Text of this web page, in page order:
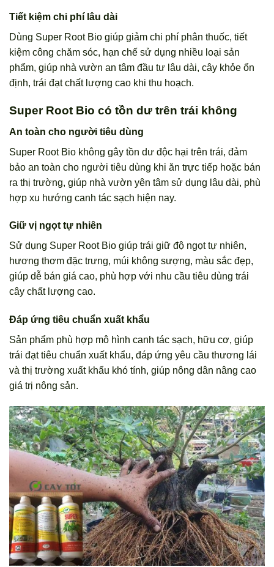
Tiết kiệm chi phí lâu dài
Dùng Super Root Bio giúp giảm chi phí phân thuốc, tiết
kiệm công chăm sóc, hạn chế sử dụng nhiều loại sản
phẩm, giúp nhà vườn an tâm đầu tư lâu dài, cây khỏe ổn
định, trái đạt chất lượng cao khi thu hoạch.
Super Root Bio có tồn dư trên trái không
An toàn cho người tiêu dùng
Super Root Bio không gây tồn dư độc hại trên trái, đảm
bảo an toàn cho người tiêu dùng khi ăn trực tiếp hoặc bán
ra thị trường, giúp nhà vườn yên tâm sử dụng lâu dài, phù
hợp xu hướng canh tác sạch hiện nay.
Giữ vị ngọt tự nhiên
Sử dụng Super Root Bio giúp trái giữ độ ngọt tự nhiên,
hương thơm đặc trưng, múi không sượng, màu sắc đẹp,
giúp dễ bán giá cao, phù hợp với nhu cầu tiêu dùng trái
cây chất lượng cao.
Đáp ứng tiêu chuẩn xuất khẩu
Sản phẩm phù hợp mô hình canh tác sạch, hữu cơ, giúp
trái đạt tiêu chuẩn xuất khẩu, đáp ứng yêu cầu thương lái
và thị trường xuất khẩu khó tính, giúp nông dân nâng cao
giá trị nông sản.